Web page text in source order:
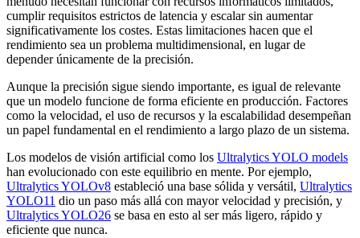
cumplir requisitos estrictos de latencia y escalar sin aumentar
significativamente los costes. Estas limitaciones hacen que el
rendimiento sea un problema multidimensional, en lugar de
depender únicamente de la precisión.
Aunque la precisión sigue siendo importante, es igual de relevante
que un modelo funcione de forma eficiente en producción. Factores
como la velocidad, el uso de recursos y la escalabilidad desempeñan
un papel fundamental en el rendimiento a largo plazo de un sistema.
Los modelos de visión artificial como los Ultralytics YOLO models
han evolucionado con este equilibrio en mente. Por ejemplo,
Ultralytics YOLOv8 estableció una base sólida y versátil, Ultralytics
YOLO11 dio un paso más allá con mayor velocidad y precisión, y
Ultralytics YOLO26 se basa en esto al ser más ligero, rápido y
eficiente que nunca.